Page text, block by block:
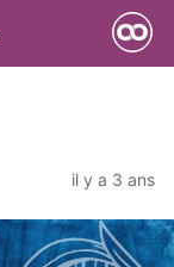
il y a 3 ans